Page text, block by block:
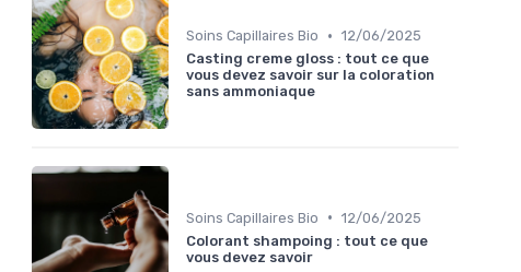
Soins Capillaires Bio • 12/06/2025
Casting creme gloss : tout ce que
vous devez savoir sur la coloration
sans ammoniaque
Soins Capillaires Bio • 12/06/2025
Colorant shampoing : tout ce que
vous devez savoir